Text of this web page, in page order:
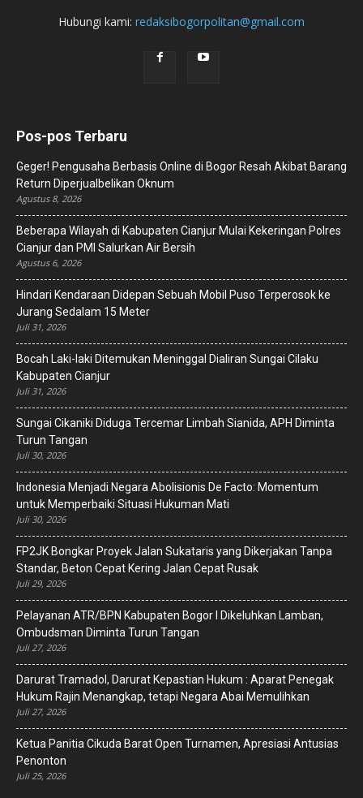
Hubungi kami: redaksibogorpolitan@gmail.com
Pos-pos Terbaru
Geger! Pengusaha Berbasis Online di Bogor Resah Akibat Barang
Return Diperjualbelikan Oknum
Agustus 8, 2026
Beberapa Wilayah di Kabupaten Cianjur Mulai Kekeringan Polres
Cianjur dan PMI Salurkan Air Bersih
Agustus 6, 2026
Hindari Kendaraan Didepan Sebuah Mobil Puso Terperosok ke
Jurang Sedalam 15 Meter
Juli 31, 2026
Bocah Laki-laki Ditemukan Meninggal Dialiran Sungai Cilaku
Kabupaten Cianjur
Juli 31, 2026
Sungai Cikaniki Diduga Tercemar Limbah Sianida, APH Diminta
Turun Tangan
Juli 30, 2026
‎Indonesia Menjadi Negara Abolisionis De Facto: Momentum
untuk Memperbaiki Situasi Hukuman Mati
Juli 30, 2026
FP2JK Bongkar Proyek Jalan Sukataris yang Dikerjakan Tanpa
Standar, Beton Cepat Kering Jalan Cepat Rusak
Juli 29, 2026
Pelayanan ATR/BPN Kabupaten Bogor I Dikeluhkan Lamban,
Ombudsman Diminta Turun Tangan
Juli 27, 2026
Darurat Tramadol, Darurat Kepastian Hukum : Aparat Penegak
Hukum Rajin Menangkap, tetapi Negara Abai Memulihkan
Juli 27, 2026
Ketua Panitia Cikuda Barat Open Turnamen, Apresiasi Antusias
Penonton
Juli 25, 2026